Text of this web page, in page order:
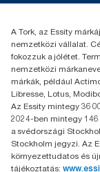
+36 1 392
H-1021
Budakeszi út
A Tork, az Essity
nemzetközi vállalat.
fokozzuk a jólétet.
nemzetközi
márkák, például
Libresse, Lotus,
Az Essity mintegy 36
2024-ben mintegy 146
a svédországi
Stockholm jegyzi. Az
környezettudatos és
tájékoztatás: